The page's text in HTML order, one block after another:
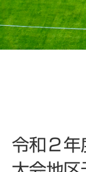
令和２年